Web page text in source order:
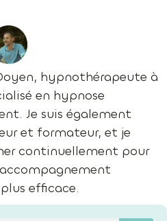
hypnothérapeute à
en hypnose
Je suis également
et formateur, et je
continuellement pour
efficace.